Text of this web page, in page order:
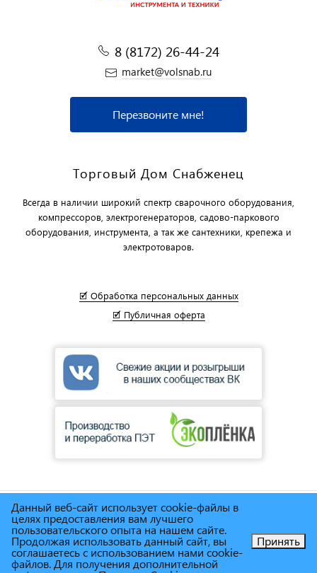
8 (8172) 26-44-24
market@volsnab.ru
Перезвоните мне!
Торговый Дом Снабженец
Всегда в наличии широкий спектр сварочного оборудования,
компрессоров, электрогенераторов, садово-паркового
оборудования, инструмента, а так же сантехники, крепежа и
электротоваров.
🗹 Обработка персональных данных
🗹 Публичная оферта
© Сеть магазинов инструмента и техники"Торговый дом
Снабженец" 1995г. - 2025г.
Позвоните нам!
Данный веб-сайт использует cookie-файлы в
целях предоставления вам лучшего
пользовательского опыта на нашем сайте.
Продолжая использовать данный сайт, вы
соглашаетесь с использованием нами cookie-
файлов. Для получения дополнительной
Принять